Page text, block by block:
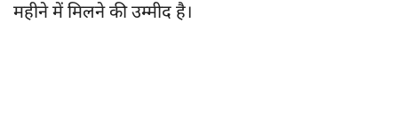
महीने में मिलने की उम्मीद है।